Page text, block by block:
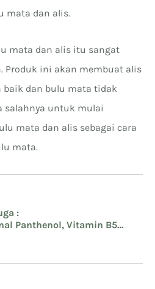
mata dan alis.
mata dan alis itu sangat
Produk ini akan membuat alis
dan bulu mata tidak
salahnya untuk mulai
mata dan alis sebagai cara
mata.
:
Panthenol, Vitamin B5